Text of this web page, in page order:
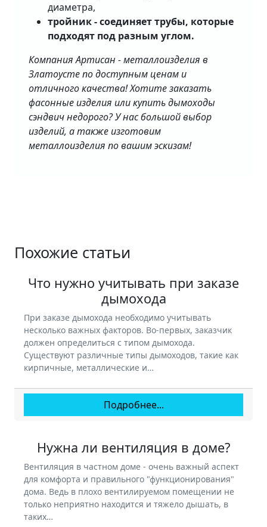
диаметра,
тройник - соединяет трубы, которые
подходят под разным углом.
Компания Артисан - металлоизделия в
Златоусте по доступным ценам и
отличного качества! Хотите заказать
фасонные изделия или купить дымоходы
сэндвич недорого? У нас большой выбор
изделий, а также изготовим
металлоизделия по вашим эскизам!
Похожие статьи
Что нужно учитывать при заказе
дымохода
При заказе дымохода необходимо учитывать
несколько важных факторов. Во-первых, заказчик
должен определиться с типом дымохода.
Существуют различные типы дымоходов, такие как
кирпичные, металлические и…
Подробнее...
Нужна ли вентиляция в доме?
Вентиляция в частном доме - очень важный аспект
для комфорта и правильного "функционирования"
дома. Ведь в плохо вентилируемом помещении не
только неприятно находится и тяжело дышать, в
таких…